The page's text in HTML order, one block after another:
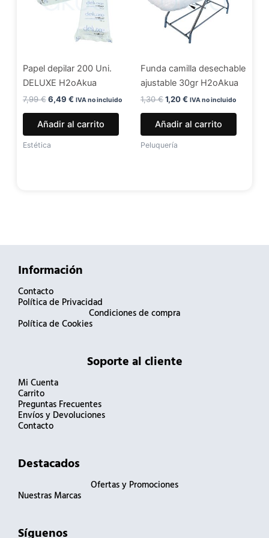
Papel depilar 200 Uni.
DELUXE H2oAkua
7,99€6,49 € IVA no incluido
Añadir al carrito
Estética
Funda camilla desechable
ajustable 30gr H2oAkua
1,30€1,20€ IVA no incluido
Añadir al carrito
Peluquería
Información
Contacto
Política de Privacidad
Condiciones de compra
Política de Cookies
Soporte al cliente
Mi Cuenta
Carrito
Preguntas Frecuentes
Envíos y Devoluciones
Contacto
Destacados
Ofertas y Promociones
Nuestras Marcas
Síguenos